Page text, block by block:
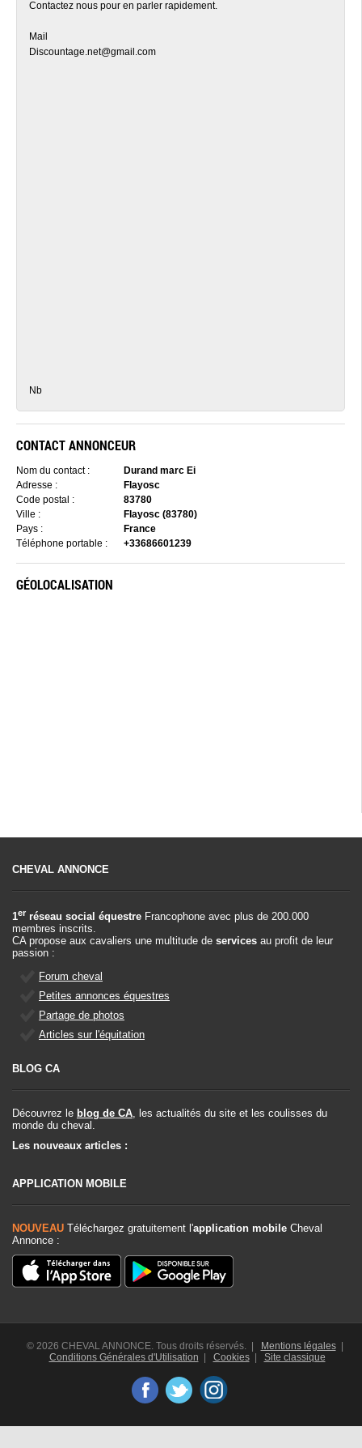
Contactez nous pour en parler rapidement.
Mail
Discountage.net@gmail.com
Nb
CONTACT ANNONCEUR
Nom du contact :
Durand marc Ei
Adresse :
Flayosc
Code postal :
83780
Ville :
Flayosc (83780)
Pays :
France
Téléphone portable :
+33686601239
GÉOLOCALISATION
CHEVAL ANNONCE
1er réseau social équestre Francophone avec plus de 200.000
membres inscrits.
CA propose aux cavaliers une multitude de services au profit de leur
passion :
Forum cheval
Petites annonces équestres
Partage de photos
Articles sur l'équitation
BLOG CA
Découvrez le blog de CA, les actualités du site et les coulisses du
monde du cheval.
Les nouveaux articles :
APPLICATION MOBILE
NOUVEAU Téléchargez gratuitement l'application mobile Cheval
Annonce :
© 2026 CHEVAL ANNONCE. Tous droits réservés. | Mentions légales|
Conditions Générales d'Utilisation
Cookies| Site classique